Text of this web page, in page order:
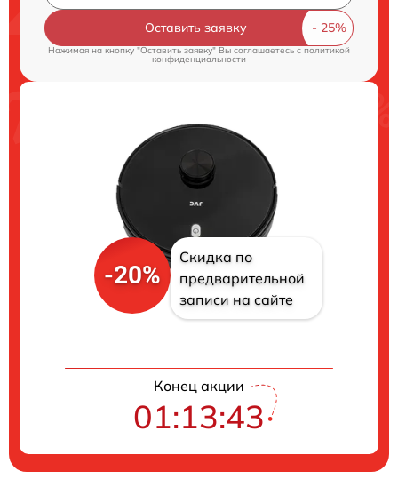
Оставить заявку
Нажимая на кнопку "Оставить заявку" Вы соглашаетесь cполитикой
конфиденциальности
-20%
Скидка по
предварительной
записи на сайте
Конец акции
01:13:43